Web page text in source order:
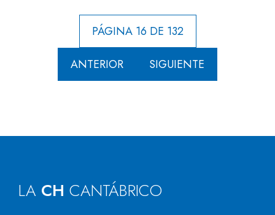
PÁGINA 16 DE 132
ANTERIOR SIGUIENTE
LA CH CANTÁBRICO